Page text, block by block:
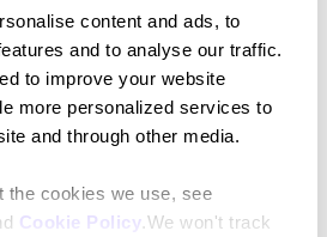
content and ads, to
and to analyse our traffic.
to improve your website
more personalized services to
and through other media.
the cookies we use, see
Cookie Policy .We won't track
y Legal